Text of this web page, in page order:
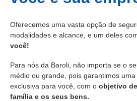
Oferecemos uma vasta opção de
modalidades e alcance, e um deles
você!
Para nós da Baroli, não importa se o
médio ou grande, pois garantimos
exclusiva para você, com o objetivo
família e os seus bens.